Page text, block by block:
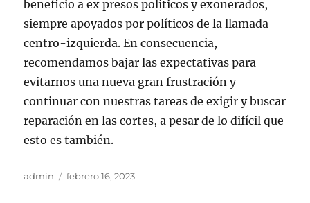
beneficio a ex presos políticos y exonerados,
siempre apoyados por políticos de la llamada
centro-izquierda. En consecuencia,
recomendamos bajar las expectativas para
evitarnos una nueva gran frustración y
continuar con nuestras tareas de exigir y buscar
reparación en las cortes, a pesar de lo difícil que
esto es también.
Autor
admin
Publicado
febrero 16, 2023